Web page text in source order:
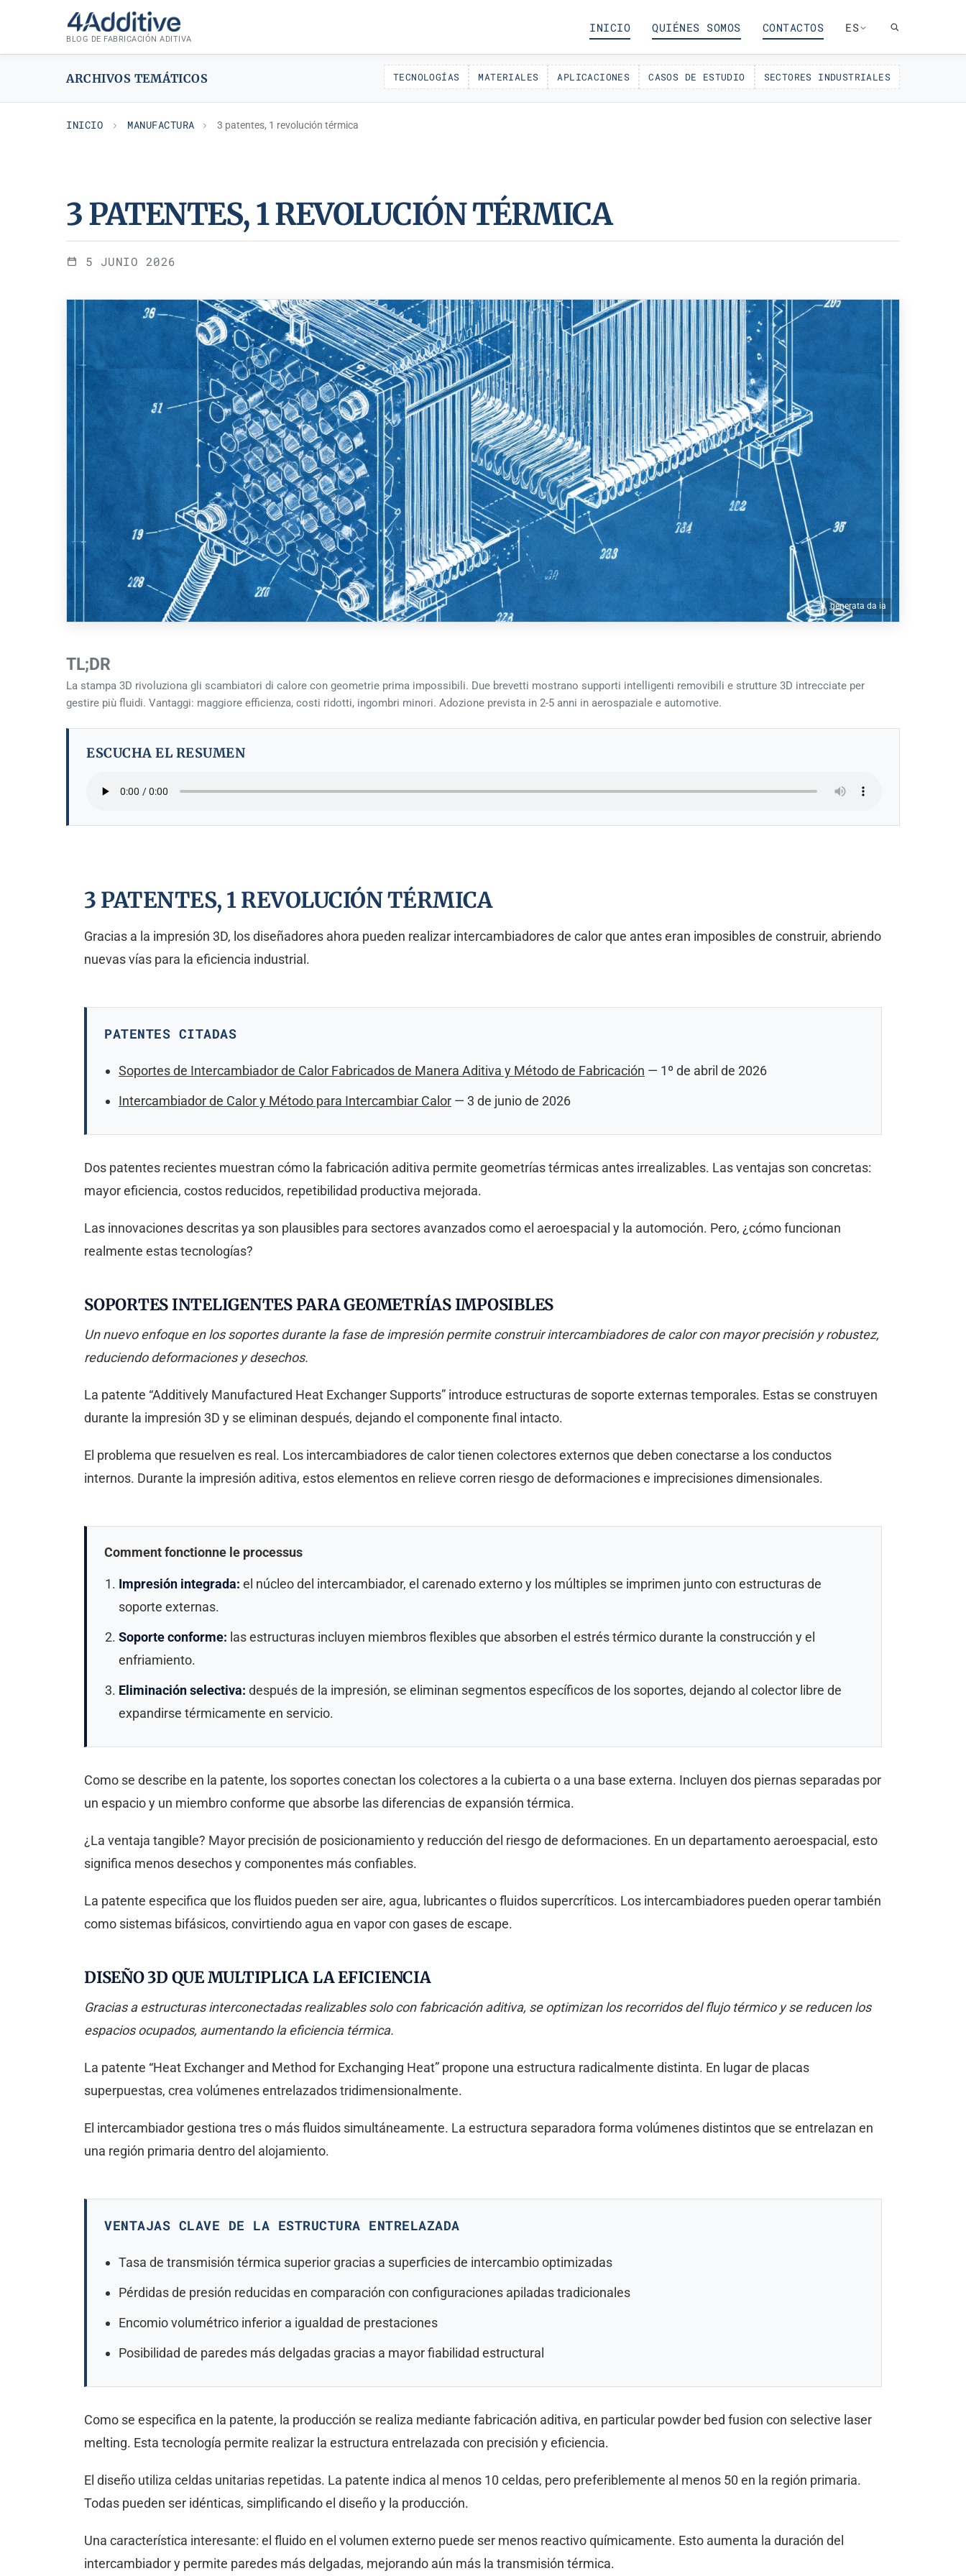
BLOG DE FABRICACIÓN ADITIVA
INICIO QUIÉNES SOMOS CONTACTOS ES
ARCHIVOS TEMÁTICOS TECNOLOGÍAS MATERIALES APLICACIONES CASOS DE ESTUDIO SECTORES INDUSTRIALES
INICIO MANUFACTURA 3 patentes, 1 revolución térmica
MANUFACTURA
3 PATENTES, 1 REVOLUCIÓN TÉRMICA
5 JUNIO 2026
generata da ia
TL;DR
La stampa 3D rivoluziona gli scambiatori di calore con geometrie prima impossibili. Due brevetti mostrano supporti intelligenti removibili e strutture 3D intrecciate per
gestire più fluidi. Vantaggi: maggiore efficienza, costi ridotti, ingombri minori. Adozione prevista in 2-5 anni in aerospaziale e automotive.
ESCUCHA EL RESUMEN
3 PATENTES, 1 REVOLUCIÓN TÉRMICA
Gracias a la impresión 3D, los diseñadores ahora pueden realizar intercambiadores de calor que antes eran imposibles de construir, abriendo
nuevas vías para la eficiencia industrial.
PATENTES CITADAS
Soportes de Intercambiador de Calor Fabricados de Manera Aditiva y Método de Fabricación — 1º de abril de 2026
Intercambiador de Calor y Método para Intercambiar Calor — 3 de junio de 2026
Dos patentes recientes muestran cómo la fabricación aditiva permite geometrías térmicas antes irrealizables. Las ventajas son concretas:
mayor eficiencia, costos reducidos, repetibilidad productiva mejorada.
Las innovaciones descritas ya son plausibles para sectores avanzados como el aeroespacial y la automoción. Pero, ¿cómo funcionan
realmente estas tecnologías?
SOPORTES INTELIGENTES PARA GEOMETRÍAS IMPOSIBLES
Un nuevo enfoque en los soportes durante la fase de impresión permite construir intercambiadores de calor con mayor precisión y robustez,
reduciendo deformaciones y desechos.
La patente “Additively Manufactured Heat Exchanger Supports” introduce estructuras de soporte externas temporales. Estas se construyen
durante la impresión 3D y se eliminan después, dejando el componente final intacto.
El problema que resuelven es real. Los intercambiadores de calor tienen colectores externos que deben conectarse a los conductos
internos. Durante la impresión aditiva, estos elementos en relieve corren riesgo de deformaciones e imprecisiones dimensionales.
Comment fonctionne le processus
Impresión integrada: el núcleo del intercambiador, el carenado externo y los múltiples se imprimen junto con estructuras de
soporte externas.
Soporte conforme: las estructuras incluyen miembros flexibles que absorben el estrés térmico durante la construcción y el
enfriamiento.
Eliminación selectiva: después de la impresión, se eliminan segmentos específicos de los soportes, dejando al colector libre de
expandirse térmicamente en servicio.
Como se describe en la patente, los soportes conectan los colectores a la cubierta o a una base externa. Incluyen dos piernas separadas por
un espacio y un miembro conforme que absorbe las diferencias de expansión térmica.
¿La ventaja tangible? Mayor precisión de posicionamiento y reducción del riesgo de deformaciones. En un departamento aeroespacial, esto
significa menos desechos y componentes más confiables.
La patente especifica que los fluidos pueden ser aire, agua, lubricantes o fluidos supercríticos. Los intercambiadores pueden operar también
como sistemas bifásicos, convirtiendo agua en vapor con gases de escape.
DISEÑO 3D QUE MULTIPLICA LA EFICIENCIA
Gracias a estructuras interconectadas realizables solo con fabricación aditiva, se optimizan los recorridos del flujo térmico y se reducen los
espacios ocupados, aumentando la eficiencia térmica.
La patente “Heat Exchanger and Method for Exchanging Heat” propone una estructura radicalmente distinta. En lugar de placas
superpuestas, crea volúmenes entrelazados tridimensionalmente.
El intercambiador gestiona tres o más fluidos simultáneamente. La estructura separadora forma volúmenes distintos que se entrelazan en
una región primaria dentro del alojamiento.
VENTAJAS CLAVE DE LA ESTRUCTURA ENTRELAZADA
Tasa de transmisión térmica superior gracias a superficies de intercambio optimizadas
Pérdidas de presión reducidas en comparación con configuraciones apiladas tradicionales
Encomio volumétrico inferior a igualdad de prestaciones
Posibilidad de paredes más delgadas gracias a mayor fiabilidad estructural
Como se especifica en la patente, la producción se realiza mediante fabricación aditiva, en particular powder bed fusion con selective laser
melting. Esta tecnología permite realizar la estructura entrelazada con precisión y eficiencia.
El diseño utiliza celdas unitarias repetidas. La patente indica al menos 10 celdas, pero preferiblemente al menos 50 en la región primaria.
Todas pueden ser idénticas, simplificando el diseño y la producción.
Una característica interesante: el fluido en el volumen externo puede ser menos reactivo químicamente. Esto aumenta la duración del
intercambiador y permite paredes más delgadas, mejorando aún más la transmisión térmica.